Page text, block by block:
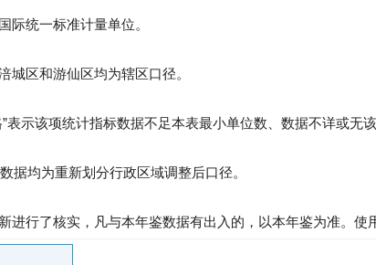
际统一标准计量单位。
城区和游仙区均为辖区口径。
表示该项统计指标数据不足本表最小单位数、数据不详或无该
据均为重新划分行政区域调整后口径。
进行了核实，凡与本年鉴数据有出入的，以本年鉴为准。使